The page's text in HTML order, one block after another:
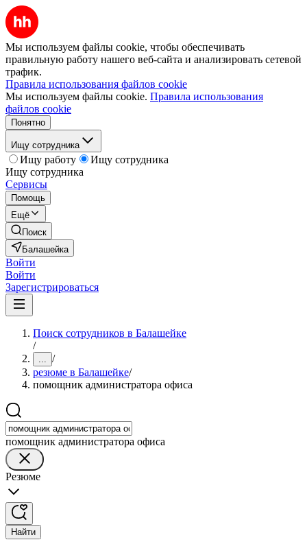
Мы используем файлы cookie, чтобы обеспечивать
правильную работу нашего веб-сайта и анализировать сетевой
трафик.
Правила использования файлов cookie
Мы используем файлы cookie. Правила использования
файлов cookie
Понятно
Ищу сотрудника
Ищу работу
Ищу сотрудника
Ищу сотрудника
Сервисы
Помощь
Ещё
Поиск
Балашейка
Войти
Войти
Зарегистрироваться
Поиск сотрудников в Балашейке
/
... /
резюме в Балашейке/
помощник администратора офиса
помощник администратора офиса
Резюме
Найти